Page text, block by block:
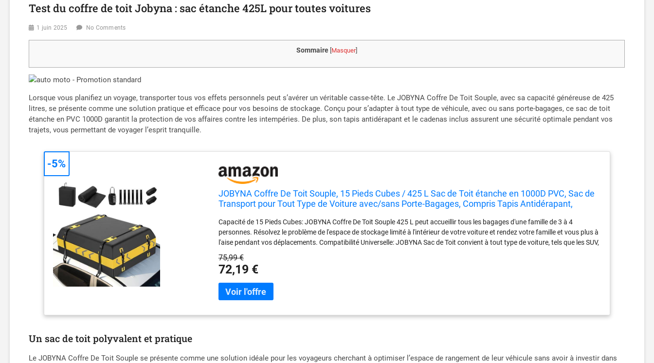
Test du coffre de toit Jobyna : sac étanche 425L pour toutes voitures
1 juin 2025 No Comments
Sommaire [Masquer]
Lorsque vous planifiez un voyage, transporter tous vos effets personnels peut s’avérer un véritable casse-tête. Le JOBYNA Coffre De Toit Souple, avec sa capacité généreuse de 425
litres, se présente comme une solution pratique et efficace pour vos besoins de stockage. Conçu pour s’adapter à tout type de véhicule, avec ou sans porte-bagages, ce sac de toit
étanche en PVC 1000D garantit la protection de vos affaires contre les intempéries. De plus, son tapis antidérapant et le cadenas inclus assurent une sécurité optimale pendant vos
trajets, vous permettant de voyager l’esprit tranquille.
JOBYNA Coffre De Toit Souple, 15 Pieds Cubes / 425 L Sac de Toit étanche en 1000D PVC, Sac de
Transport pour Tout Type de Voiture avec/sans Porte-Bagages, Compris Tapis Antidérapant,
Capacité de 15 Pieds Cubes: JOBYNA Coffre De Toit Souple 425 L peut accueillir tous les bagages d'une famille de 3 à 4
personnes. Résolvez le problème de l'espace de stockage limité à l'intérieur de votre voiture et rendez votre famille et vous plus à
l'aise pendant vos déplacements. Compatibilité Universelle: JOBYNA Sac de Toit convient à tout type de voiture, tels que les SUV,
les fourgonnettes, ou les jeeps, avec/sans porte-bagages de toit. Facile à utiliser et à installer en peu de temps. Design 100%
Etanche: Fabriqué en un matériau PVC 1000D imperméable et résistant à la déchirure. La fermeture à glissière imperméable à
l'eau bidirectionnelle est équipée d'un verrou à Code qui empêche la fermeture à glissière de glisser. Protège contre le vent et la
poussière, la pluie et la neige, et protège les biens contre les dommages! Sécurité Maximale: 6 crochets de porte pour la fixation
du rack et 2 sangles réglables renforcées, avec 1 tapis antidérapant, permettent à vos bagages de rester en place même sur les
la conduite de nuit. Liste des Paquets: Vous recevrez 1* Sac de Toit, 1* Tapis Antidérapant,1*Sac de Rangement, 1* Cadenas à
75,99 €
72,19 €
-5%
Un sac de toit polyvalent et pratique
Le JOBYNA Coffre De Toit Souple se présente comme une solution idéale pour les voyageurs cherchant à optimiser l’espace de rangement de leur véhicule sans avoir à investir dans